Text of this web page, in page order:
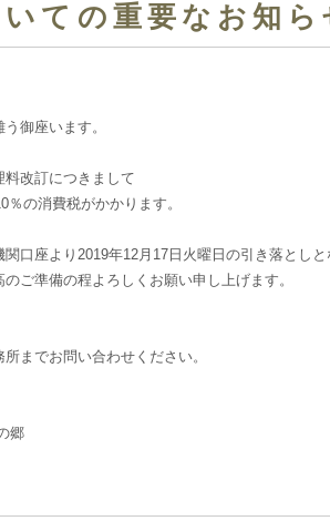
ての重要なお知ら
御座います。
料改訂につきまして
の消費税がかかります。
口座より2019年12月17日火曜日の引き落としと
ご準備の程よろしくお願い申し上げます。
までお問い合わせください。
郷